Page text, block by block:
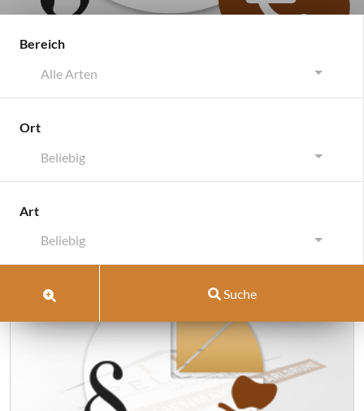
Bereich
Alle Arten
Ort
Beliebig
Art
Beliebig
Suche
Schlagwort:
maklerprovision